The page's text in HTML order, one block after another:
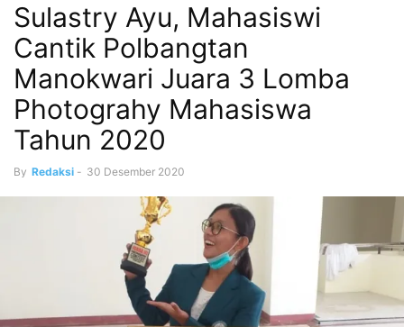
Sulastry Ayu, Mahasiswi
Cantik Polbangtan
Manokwari Juara 3 Lomba
Photograhy Mahasiswa
Tahun 2020
By Redaksi - 30 Desember 2020